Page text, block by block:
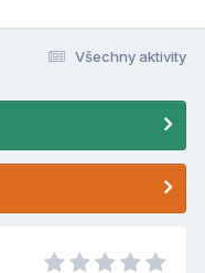
Všechny aktivity